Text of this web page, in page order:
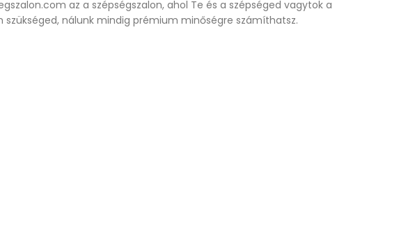
az a szépségszalon, ahol Te és a szépséged vagytok a
nálunk mindig prémium minőségre számíthatsz.